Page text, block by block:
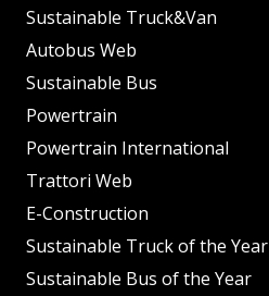
Sustainable Truck&Van
Autobus Web
Sustainable Bus
Powertrain
Powertrain International
Trattori Web
E-Construction
Sustainable Truck of the Year
Sustainable Bus of the Year